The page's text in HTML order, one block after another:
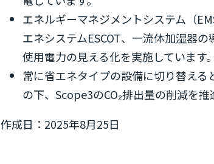
エネルギーマネジメントシステム（
エネシステムESCOT、一流体加湿器
使用電力の見える化を実施しています。
常に省エネタイプの設備に切り替え
の下、Scope3のCO₂排出量の削減を推
作成日：2025年8月25日